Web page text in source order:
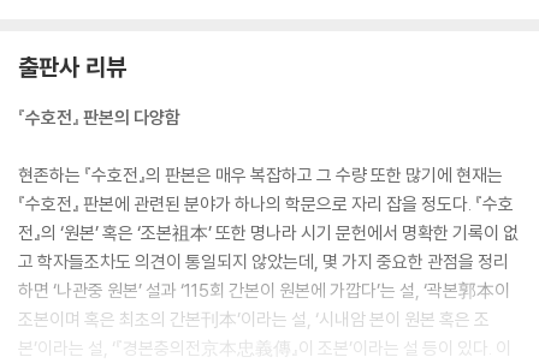
출판사 리뷰
『수호전』 판본의 다양함
현존하는 『수호전』의 판본은 매우 복잡하고 그 수량 또한 많기에 현재는
『수호전』 판본에 관련된 분야가 하나의 학문으로 자리 잡을 정도다. 『수호
전』의 ‘원본’ 혹은 ‘조본祖本’ 또한 명나라 시기 문헌에서 명확한 기록이 없
고 학자들조차도 의견이 통일되지 않았는데, 몇 가지 중요한 관점을 정리
하면 ‘나관중 원본’ 설과 ‘115회 간본이 원본에 가깝다’는 설, ‘곽본郭本이
조본이며 혹은 최초의 간본刊本’이라는 설, ‘시내암 본이 원본 혹은 조
본’이라는 설, ‘『경본충의전京本忠義傳』이 조본’이라는 설 등이 있다. 이